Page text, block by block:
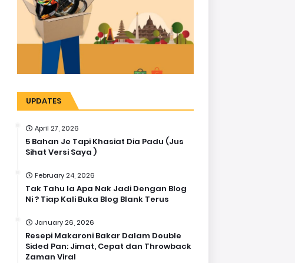
UPDATES
April 27, 2026
5 Bahan Je Tapi Khasiat Dia Padu (Jus
Sihat Versi Saya )
February 24, 2026
Tak Tahu la Apa Nak Jadi Dengan Blog
Ni ? Tiap Kali Buka Blog Blank Terus
January 26, 2026
Resepi Makaroni Bakar Dalam Double
Sided Pan: Jimat, Cepat dan Throwback
Zaman Viral